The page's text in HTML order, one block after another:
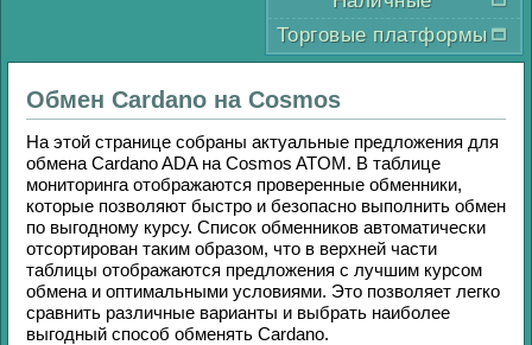
Торговые платформы
Обмен Cardano на Cosmos
На этой странице собраны актуальные предложения для
обмена Cardano ADAна Cosmos ATOM. В таблице
мониторинга отображаются проверенные обменники,
которые позволяют быстро и безопасно выполнить обмен
по выгодному курсу. Список обменников автоматически
отсортирован таким образом, что в верхней части
таблицы отображаются предложения с лучшим курсом
обмена и оптимальными условиями. Это позволяет легко
сравнить различные варианты и выбрать наиболее
выгодный способ обменять Cardano.